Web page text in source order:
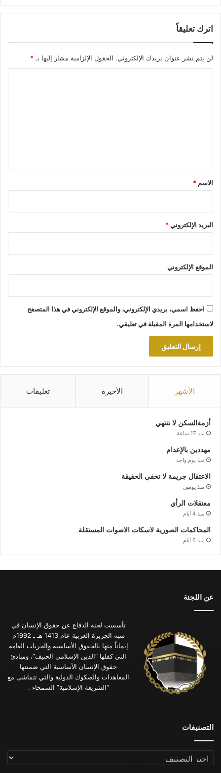
اترك تعليقاً
لن يتم نشر عنوان بريدك الإلكتروني. الحقول الإلزامية مشار إليها بـ *
*
الاسم *
البريد الإلكتروني*
الموقع الإلكتروني
احفظ اسمي، بريدي الإلكتروني، والموقع الإلكتروني في هذا المتصفح
لاستخدامها المرة المقبلة في تعليقي.
الأشهر الأخيرة تعليقات
أزمةالسكن لا تنتهي
منذ 17 ساعة
مهددين بالإعدام
منذ يوم واحد
الاعتقال جريمة لا تخفي الحقيقة
منذ يومين
معتقلات الرأي
منذ 4 أيام
المحاكمات الصورية لاسكات الاصوات المستقلة
منذ 6 أيام
عن اللجنة
تأسست لجنة الدفاع عن حقوق الإنسان في
شبه الجزيرة العربية عام 1413 هـ ـ 1992م
إيماناً منها بالحقوق الأساسية والحريات العامة
التي كفلها “الدين الإسلامي الحنيف”، ومبادئ
حقوق الإنسان الأساسية التي ضمنتها
المعاهدات والصكوك الدولية والتي تتماشى مع
“الشريعة الإسلامية” السمحاء .
التصنيفات
التصنيفات